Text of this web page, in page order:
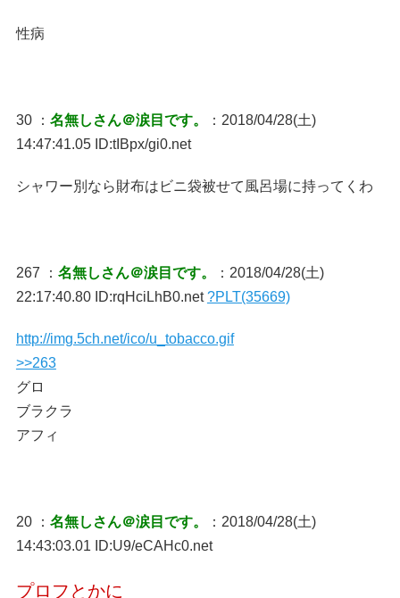
性病
30 ： 名無しさん＠涙目です。
：2018/04/28(土)
14:47:41.05 ID:tIBpx/gi0.net
シャワー別なら財布はビニ袋被せて風呂場に持ってくわ
267 ： 名無しさん＠涙目です。
：2018/04/28(土)
22:17:40.80 ID:rqHciLhB0.net?PLT(35669)
http://img.5ch.net/ico/u_tobacco.gif
>>263
グロ
ブラクラ
アフィ
20 ： 名無しさん＠涙目です。
：2018/04/28(土)
14:43:03.01 ID:U9/eCAHc0.net
プロフとかに